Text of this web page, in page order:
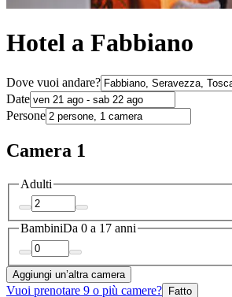
Hotel a Fabbiano
Dove vuoi andare?
Date
Persone
Camera 1
Adulti
BambiniDa 0 a 17 anni
Aggiungi un’altra camera
Vuoi prenotare 9 o più camere? Fatto